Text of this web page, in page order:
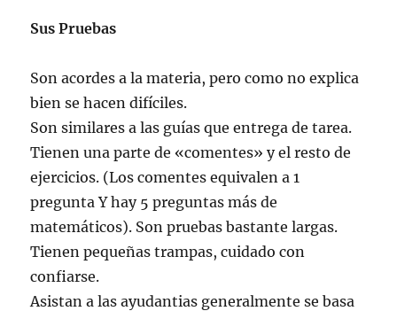
Sus Pruebas
Son acordes a la materia, pero como no explica
bien se hacen difíciles.
Son similares a las guías que entrega de tarea.
Tienen una parte de «comentes» y el resto de
ejercicios. (Los comentes equivalen a 1
pregunta Y hay 5 preguntas más de
matemáticos). Son pruebas bastante largas.
Tienen pequeñas trampas, cuidado con
confiarse.
Asistan a las ayudantias generalmente se basa